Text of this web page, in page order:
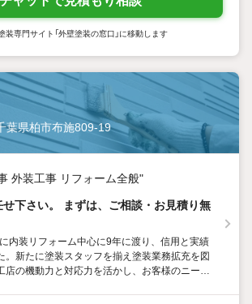
装専門サイト「外壁塗装の窓口」に移動します
葉県柏市布施809-19
外装工事 リフォーム全般"
下さい。 まずは、ご相談・お見積り無
内装リフォーム中心に9年に渡り、信用と実績
。新たに塗装スタッフを揃え塗装業務拡充を図
店の機動力と対応力を活かし、お客様のニーズ